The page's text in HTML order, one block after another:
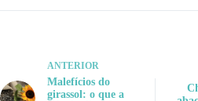
ANTERIOR
Malefícios do
girassol: o que a